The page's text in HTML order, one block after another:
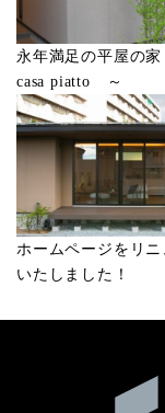
永年満足の平屋の
casa piatto ～
ホームページをリ
いたしました！